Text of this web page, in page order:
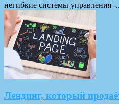
негибкие системы управления -
Лендинг, который